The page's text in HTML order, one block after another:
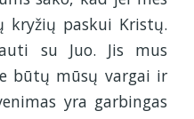
kryžių paskui Kristų.
su Juo. Jis mus
būtų mūsų vargai ir
yra garbingas